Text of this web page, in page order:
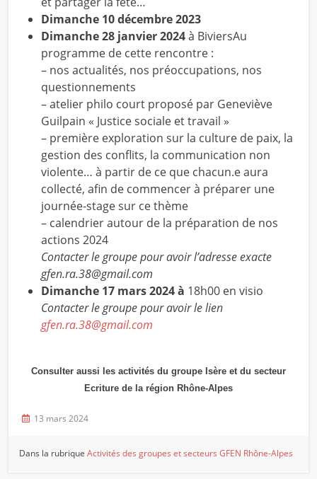
Dimanche 10 décembre 2023
Dimanche 28 janvier 2024à BiviersAu
programme de cette rencontre :
– nos actualités, nos préoccupations, nos
questionnements
– atelier philo court proposé par Geneviève
Guilpain « Justice sociale et travail »
– première exploration sur la culture de paix, la
gestion des conflits, la communication non
violente… à partir de ce que chacun.e aura
collecté, afin de commencer à préparer une
journée-stage sur ce thème
– calendrier autour de la préparation de nos
actions 2024
Contacter le groupe pour avoir l’adresse exacte
gfen.ra.38@gmail.com
Dimanche 17 mars 2024 à 18h00 en visio
Contacter le groupe pour avoir le lien
gfen.ra.38@gmail.com
Consulter aussi les activités du groupe Isère et du secteur
Ecriture de la région Rhône-Alpes
13 mars 2024
Dans la rubriqueActivités des groupes et secteurs GFEN Rhône-Alpes